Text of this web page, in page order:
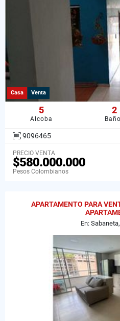
Casa Venta
5
Alcoba
2
9096465
PRECIO VENTA
$580.000.000
Pesos Colombianos
APARTAMENTO PARA
En: